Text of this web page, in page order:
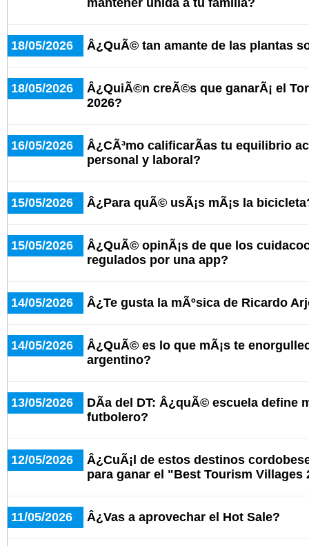
mantener unida a tu familia?
18/05/2026 Â¿QuÃ© tan amante de las plantas
18/05/2026
Â¿QuiÃ©n creÃ©s que ganarÃ¡ el
2026?
16/05/2026
Â¿CÃ³mo calificarÃ­as tu equilibrio
personal y laboral?
15/05/2026 Â¿Para quÃ© usÃ¡s mÃ¡s la
15/05/2026
Â¿QuÃ© opinÃ¡s de que los
regulados por una app?
14/05/2026 Â¿Te gusta la mÃºsica de Ricardo
14/05/2026
Â¿QuÃ© es lo que mÃ¡s te
argentino?
13/05/2026
DÃ­a del DT: Â¿quÃ© escuela define
futbolero?
12/05/2026
Â¿CuÃ¡l de estos destinos
para ganar el "Best Tourism Villages
11/05/2026 Â¿Vas a aprovechar el Hot Sale?